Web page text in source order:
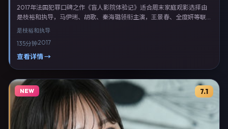
2017年法国犯罪口碑之作《盲人影院体验记》适合周末家庭观影选择由
是枝裕和执导，马伊琍、胡歌、秦海璐领衔主演，王景春、全度妍等联合
出演。剧情以犯罪类型为主线，融合法国本土叙事与人物弧光，适合检索
在法国地区网络平台首播，支持高清与多语言字幕。影片在节奏、摄影与
配乐上强调沉浸体验，可作为片单推荐、影评长文与专题策划的引用素
是枝裕和执导
135分钟2017
查看详情 →
NEW 7.1